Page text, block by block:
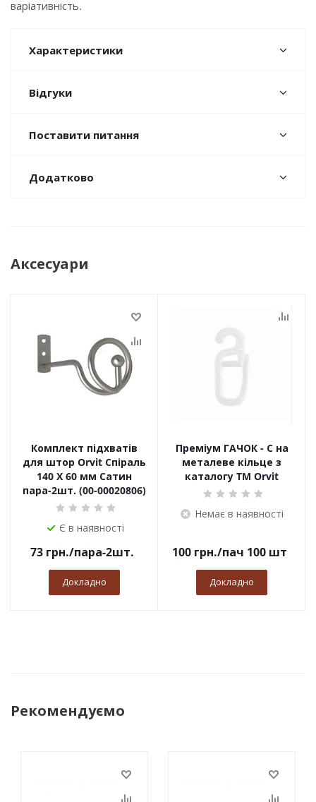
варіативність.
Характеристики
Відгуки
Поставити питання
Додатково
Аксесуари
Комплект підхватів
для штор Orvit Спіраль
140 Х 60 мм Сатин
пара-2шт. (00-00020806)
Є в наявності
73грн./пара-2шт.
Докладно
Преміум ГАЧОК - С на
металеве кільце з
каталогу TM Orvit
Немає в наявності
100грн./пач 100 шт
Докладно
Рекомендуємо